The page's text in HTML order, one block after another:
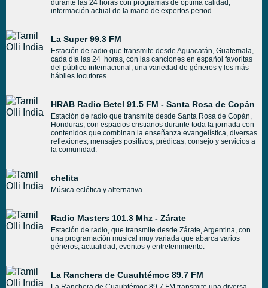
durante las 24 horas con programas de óptima calidad,
información actual de la mano de expertos period
La Super 99.3 FM
Estación de radio que transmite desde Aguacatán, Guatemala,
cada día las 24 horas, con las canciones en español favoritas
del público internacional, una variedad de géneros y los más
hábiles locutores.
HRAB Radio Betel 91.5 FM - Santa Rosa de Copán
Estación de radio que transmite desde Santa Rosa de Copán,
Honduras, con espacios cristianos durante toda la jornada con
contenidos que combinan la enseñanza evangelística, diversas
reflexiones, mensajes positivos, prédicas, consejo y servicios a
la comunidad.
chelita
Música eclética y alternativa.
Radio Masters 101.3 Mhz - Zárate
Estación de radio, que transmite desde Zárate, Argentina, con
una programación musical muy variada que abarca varios
géneros, actualidad, eventos y entretenimiento.
La Ranchera de Cuauhtémoc 89.7 FM